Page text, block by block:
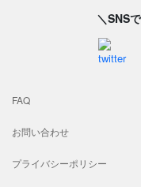
＼SNS
FAQ
お問い合わせ
プライバシーポリシー